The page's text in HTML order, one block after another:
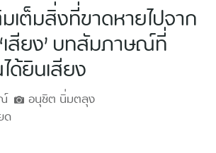
เต็มสิ่งที่ขาดหายไปจาก
สียง’ บทสัมภาษณ์ที่
ด้ยินเสียง
อนุชิต นิ่มตลุง
ด